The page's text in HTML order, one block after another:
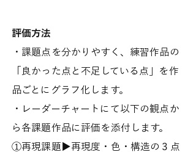
評価方法
・課題点を分かりやすく、練習作品の
「良かった点と不足している点」を作
品ごとにグラフ化します。
・レーダーチャートにて以下の観点か
ら各課題作品に評価を添付します。
​①再現課題▶︎再現度・色・構造の３点